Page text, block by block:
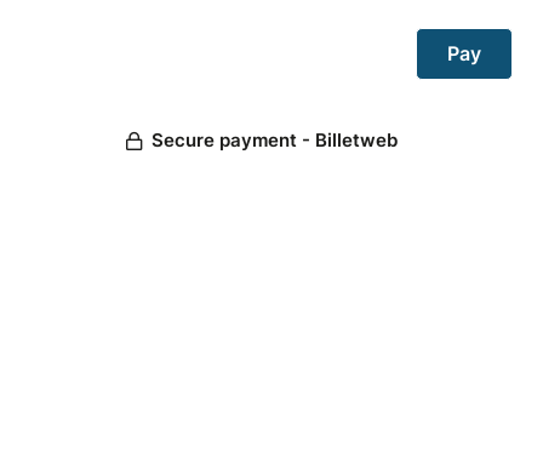
Secure payment - Billetweb